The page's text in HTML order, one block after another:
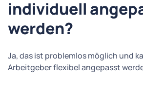
individuell
werden?
Ja, das ist problemlos möglich und
Arbeitgeber flexibel angepasst